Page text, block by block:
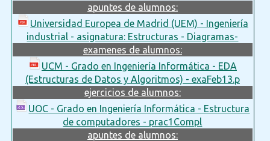
apuntes de alumnos:
Universidad Europea de Madrid (UEM) - Ingeniería
industrial - asignatura: Estructuras - Diagramas-
examenes de alumnos:
UCM - Grado en Ingeniería Informática - EDA
(Estructuras de Datos y Algoritmos) - exaFeb13.p
ejercicios de alumnos:
UOC - Grado en Ingeniería Informática - Estructura
de computadores - prac1Compl
apuntes de alumnos: